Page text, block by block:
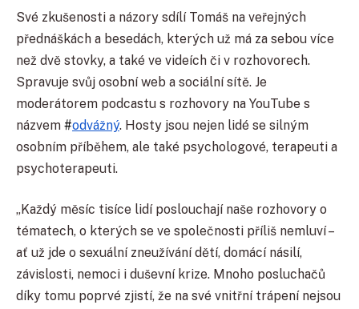
Své zkušenosti a názory sdílí Tomáš na veřejných
přednáškách a besedách, kterých už má za sebou více
než dvě stovky, a také ve videích či v rozhovorech.
Spravuje svůj osobní web a sociální sítě. Je
moderátorem podcastu s rozhovory na YouTube s
názvem #odvážný. Hosty jsou nejen lidé se silným
osobním příběhem, ale také psychologové, terapeuti a
psychoterapeuti.
„Každý měsíc tisíce lidí poslouchají naše rozhovory o
tématech, o kterých se ve společnosti příliš nemluví –
ať už jde o sexuální zneužívání dětí, domácí násilí,
závislosti, nemoci i duševní krize. Mnoho posluchačů
díky tomu poprvé zjistí, že na své vnitřní trápení nejsou